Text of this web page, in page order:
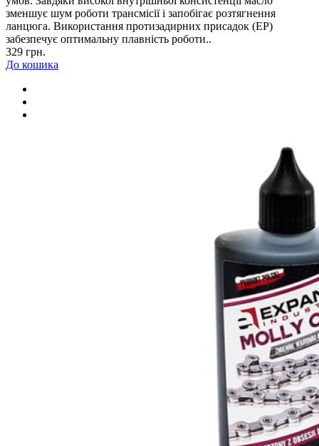
зменшує шум роботи трансмісії і запобігає розтягнення
ланцюга. Використання протизадирних присадок (EP)
забезпечує оптимальну плавність роботи..
329 грн.
До кошика